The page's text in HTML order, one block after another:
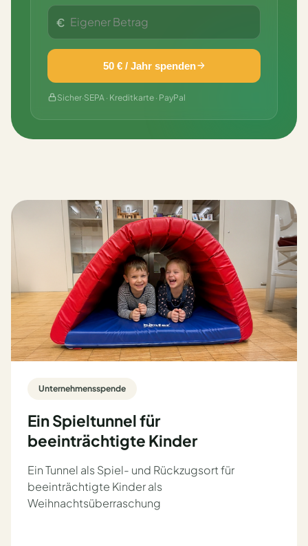
€
50 € / Jahr spenden
Sicher·SEPA · Kreditkarte · PayPal
Unternehmensspende
Ein Spieltunnel für
beeinträchtigte Kinder
Ein Tunnel als Spiel- und Rückzugsort für
beeinträchtigte Kinder als
Weihnachtsüberraschung